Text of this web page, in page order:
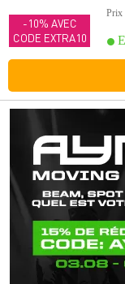
-10% AVEC
CODE EXTRA10
Prix